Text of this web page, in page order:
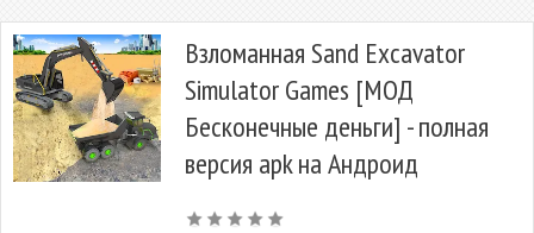
Взломанная Sand Excavator
Simulator Games [МОД
Бесконечные деньги] - полная
версия apk на Андроид